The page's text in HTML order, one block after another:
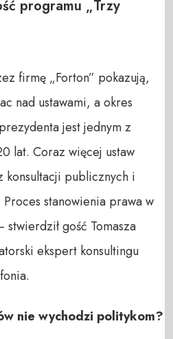
programu „Trzy
firmę „Forton” pokazują,
nad ustawami, a okres
jest jednym z
lat. Coraz więcej ustaw
konsultacji publicznych i
stanowienia prawa w
gość Tomasza
ekspert konsultingu
nie wychodzi politykom?